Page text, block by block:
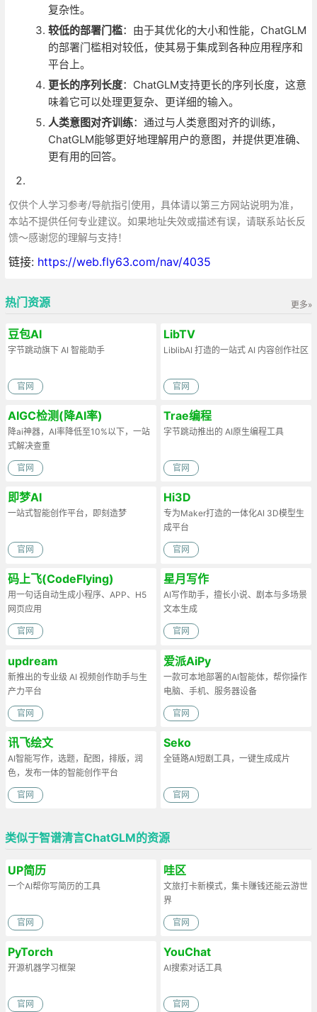
复杂性。
较低的部署门槛：由于其优化的大小和性能，ChatGLM
的部署门槛相对较低，使其易于集成到各种应用程序和
平台上。
更长的序列长度：ChatGLM支持更长的序列长度，这意
味着它可以处理更复杂、更详细的输入。
人类意图对齐训练：通过与人类意图对齐的训练，
ChatGLM能够更好地理解用户的意图，并提供更准确、
更有用的回答。
仅供个人学习参考/导航指引使用，具体请以第三方网站说明为准，
本站不提供任何专业建议。如果地址失效或描述有误，请联系站长反
馈～感谢您的理解与支持！
链接: https://web.fly63.com/nav/4035
更多»
热门资源
豆包AI
字节跳动旗下 AI 智能助手
官网
LibTV
LiblibAI 打造的一站式 AI 内容创作社区
官网
AIGC检测(降AI率)
降ai神器，AI率降低至10%以下，一站
式解决查重
官网
Trae编程
字节跳动推出的 AI原生编程工具
官网
即梦AI
一站式智能创作平台，即刻造梦
官网
Hi3D
专为Maker打造的一体化AI 3D模型生
成平台
官网
码上飞(CodeFlying)
用一句话自动生成小程序、APP、H5
网页应用
官网
星月写作
AI写作助手，擅长小说、剧本与多场景
文本生成
官网
updream
新推出的专业级 AI 视频创作助手与生
产力平台
官网
爱派AiPy
一款可本地部署的AI智能体，帮你操作
电脑、手机、服务器设备
官网
讯飞绘文
AI智能写作，选题，配图，排版，润
色，发布一体的智能创作平台
官网
Seko
全链路AI短剧工具，一键生成成片
官网
类似于智谱清言ChatGLM的资源
UP简历
一个AI帮你写简历的工具
官网
哇区
文旅打卡新模式，集卡赚钱还能云游世
界
官网
PyTorch
开源机器学习框架
官网
YouChat
AI搜索对话工具
官网